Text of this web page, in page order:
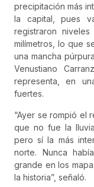
precipitación más
la capital, pues
registraron
milímetros, lo que
una mancha
Venustiano
representa, en
fuertes.
“Ayer se rompió el
que no fue la
pero sí la más
norte. Nunca
grande en los
la historia”, señaló.